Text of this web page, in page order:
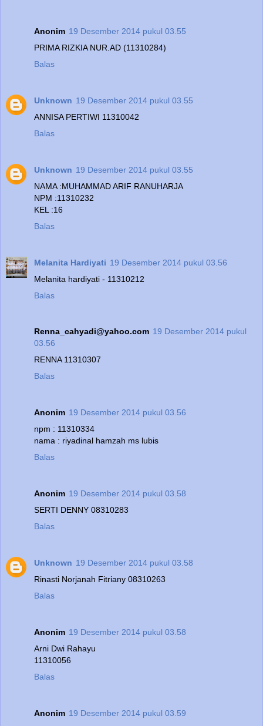
Anonim 19 Desember 2014 pukul 03.55
PRIMA RIZKIA NUR.AD (11310284)
Balas
Unknown 19 Desember 2014 pukul 03.55
ANNISA PERTIWI 11310042
Balas
Unknown 19 Desember 2014 pukul 03.55
NAMA :MUHAMMAD ARIF RANUHARJA
NPM :11310232
KEL :16
Balas
Melanita Hardiyati 19 Desember 2014 pukul 03.56
Melanita hardiyati - 11310212
Balas
Renna_cahyadi@yahoo.com 19 Desember 2014 pukul
03.56
RENNA 11310307
Balas
Anonim 19 Desember 2014 pukul 03.56
npm : 11310334
nama : riyadinal hamzah ms lubis
Balas
Anonim 19 Desember 2014 pukul 03.58
SERTI DENNY 08310283
Balas
Unknown 19 Desember 2014 pukul 03.58
Rinasti Norjanah Fitriany 08310263
Balas
Anonim 19 Desember 2014 pukul 03.58
Arni Dwi Rahayu
11310056
Balas
Anonim 19 Desember 2014 pukul 03.59